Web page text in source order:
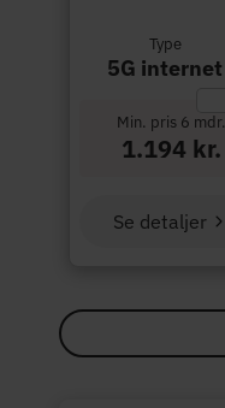
Type
5G internet
Min. pris 6 mdr.
1.194 kr.
Se detaljer